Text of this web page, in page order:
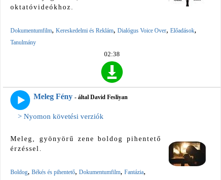
oktatóvideókhoz.
Dokumentumfilm, Kereskedelmi és Reklám, Dialógus Voice Over, Előadások,
Tanulmány
02:38
Meleg Fény - által David Fesliyan
> Nyomon követési verziók
Meleg, gyönyörű zene boldog pihentető
érzéssel.
Boldog, Békés és pihentető, Dokumentumfilm, Fantázia,